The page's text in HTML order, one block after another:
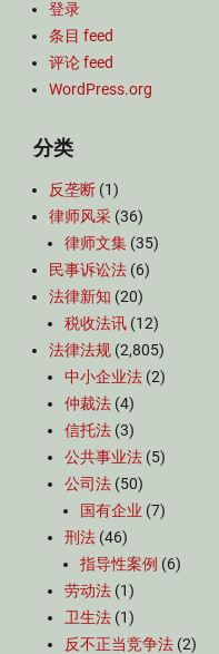
登录
条目 feed
评论 feed
WordPress.org
分类
反垄断 (1)
律师风采 (36)
律师文集 (35)
民事诉讼法 (6)
法律新知 (20)
税收法讯 (12)
法律法规 (2,805)
中小企业法 (2)
仲裁法 (4)
信托法 (3)
公共事业法 (5)
公司法 (50)
国有企业 (7)
刑法 (46)
指导性案例 (6)
劳动法 (1)
卫生法 (1)
反不正当竞争法 (2)